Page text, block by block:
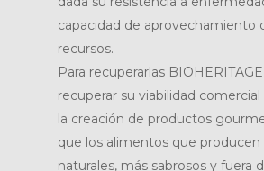
capacidad de aprovechamiento
recursos.
Para recuperarlas
recuperar su viabilidad
la creación de productos
que los alimentos que producen
naturales, más sabrosos y fuera